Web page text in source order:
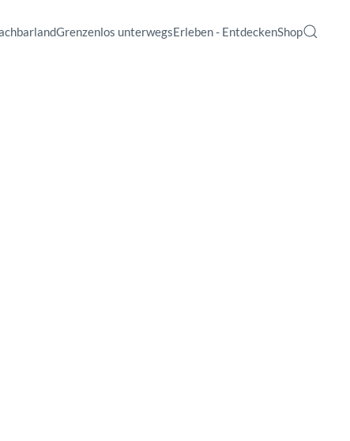
Grenzenlos unterwegsErleben - EntdeckenShop